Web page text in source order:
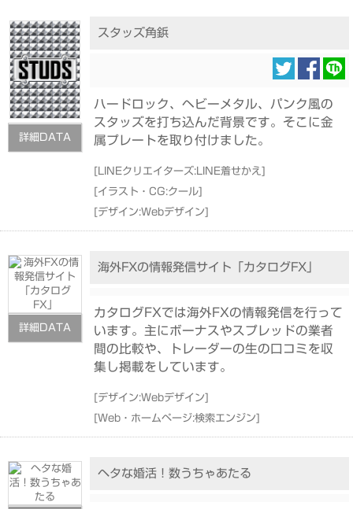
詳細DATA
スタッズ角鋲
ハードロック、ヘビーメタル、パンク風の
スタッズを打ち込んだ背景です。そこに金
属プレートを取り付けました。
[ LINEクリエイターズ:LINE着せかえ ]
[イラスト・CG:クール]
[デザイン:Webデザイン]
詳細DATA
海外FXの情報発信サイト「カタログFX」
カタログFXでは海外FXの情報発信を行って
います。主にボーナスやスプレッドの業者
間の比較や、トレーダーの生の口コミを収
集し掲載をしています。
[デザイン:Webデザイン]
[Web・ホームページ:検索エンジン]
ヘタな婚活！数うちゃあたる